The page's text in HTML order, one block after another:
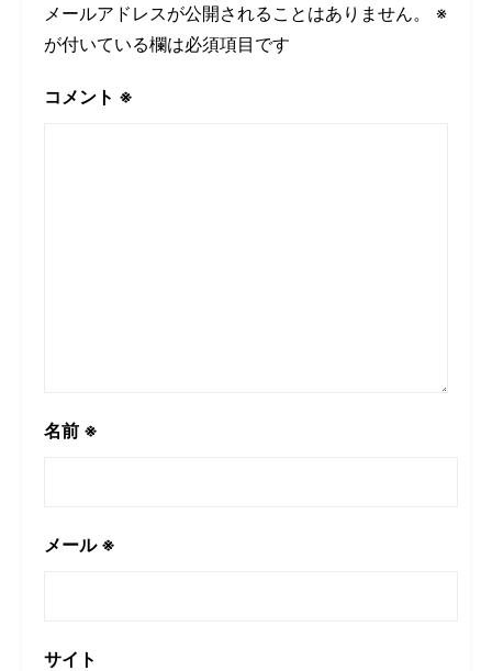
メールアドレスが公開されることはありません。
※
が付いている欄は必須項目です
コメント ※
名前 ※
メール ※
サイト